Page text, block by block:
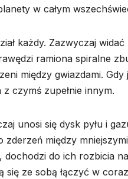
w całym
każdy. Zazwyczaj
ramiona spiralne
między gwiazdami.
czymś zupełnie innym.
unosi się dysk pyłu i
między
do ich rozbicia
się ze sobą łączyć w